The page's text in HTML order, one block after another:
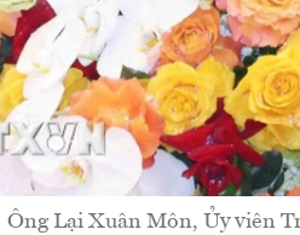
Ông Lại Xuân Môn, Ủy viên